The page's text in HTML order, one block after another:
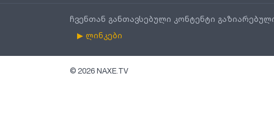
ჩვენთან განთავსებული კონტენტი
▶ ლინკები
© 2026 NAXE.TV